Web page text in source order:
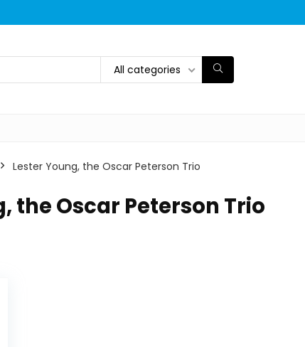
All categories
Lester Young, the Oscar Peterson Trio
the Oscar Peterson Trio